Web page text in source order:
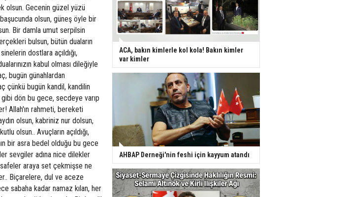
ACA, bakın kimlerle kol kola! Bakın kimler
var kimler
AHBAP Derneği'nin feshi için kayyum atandı